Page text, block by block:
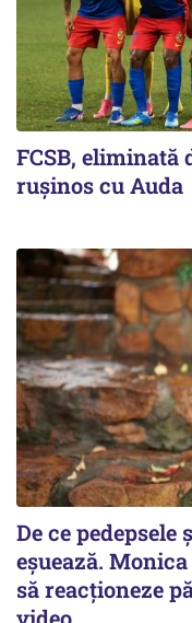
FCSB, eliminată
ruşinos cu Auda
De ce
eșuează.
să reacționeze
video